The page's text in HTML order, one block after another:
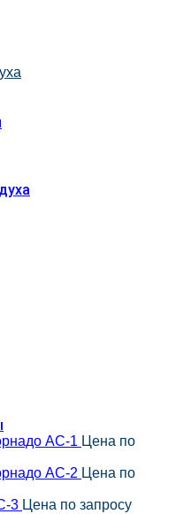
АС-1 Цена по
АС-2 Цена по
3 Цена по запросу